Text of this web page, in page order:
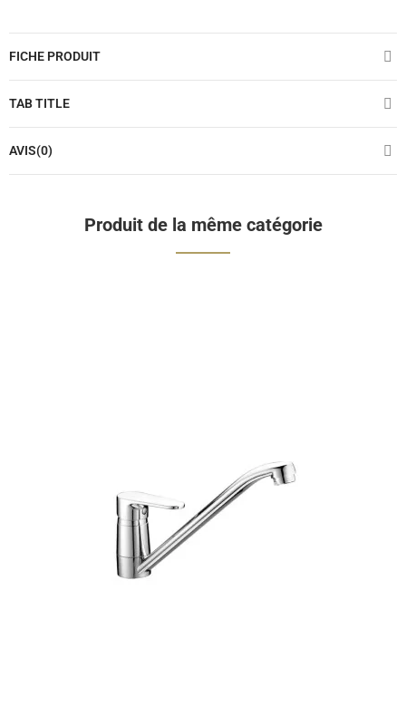
FICHE PRODUIT
TAB TITLE
AVIS(0)
Produit de la même catégorie